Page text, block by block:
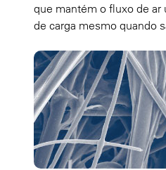
que mantém o fluxo de ar
de carga mesmo quando